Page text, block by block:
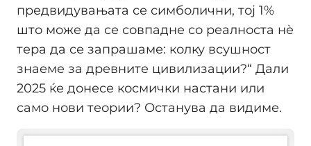
предвидувањата се симболични, тој 1%
што може да се совпадне со реалноста нè
тера да се запрашаме: колку всушност
знаеме за древните цивилизации?“ Дали
2025 ќе донесе космички настани или
само нови теории? Останува да видиме.